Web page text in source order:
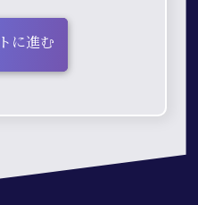
に進む